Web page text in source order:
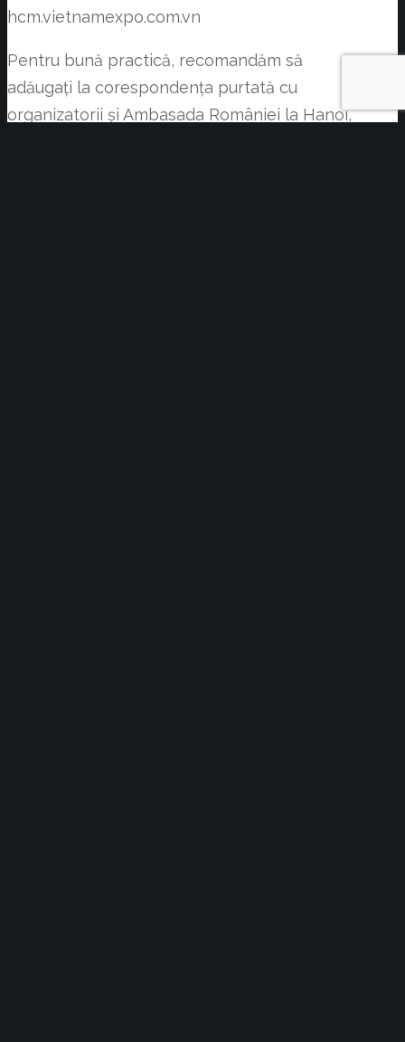
hcm.vietnamexpo.com.vn
Pentru bună practică, recomandăm să
adăugați la corespondența purtată cu
organizatorii și Ambasada României la Hanoi,